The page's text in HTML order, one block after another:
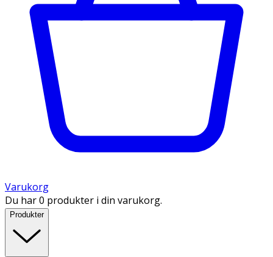
Varukorg
Du har 0 produkter i din varukorg.
Produkter